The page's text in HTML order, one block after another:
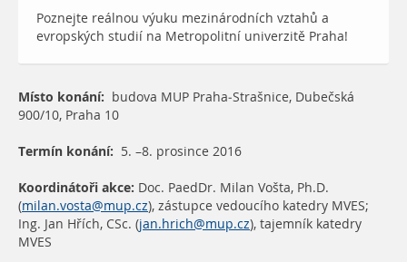
Poznejte reálnou výuku mezinárodních vztahů a
evropských studií na Metropolitní univerzitě Praha!
Místo konání: budova MUP Praha-Strašnice, Dubečská
900/10, Praha 10
Termín konání: 5. –8. prosince 2016
Koordinátoři akce: Doc. PaedDr. Milan Vošta, Ph.D.
(milan.vosta@mup.cz), zástupce vedoucího katedry MVES;
Ing. Jan Hřích, CSc. (jan.hrich@mup.cz), tajemník katedry
MVES